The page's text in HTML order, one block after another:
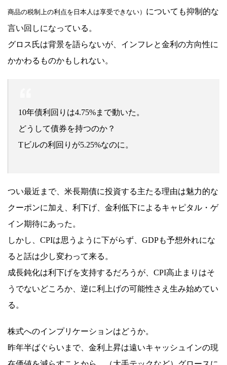
商品の税制上の利点を日本人は享受できない） についても抑制的な
言い回しになっている。
グロス氏は背景を語らないが、インフレと金利の方向性に
かかわるものかもしれない。
10年債利回りは4.75%まで動いた。
どうして債券を持つのか？
Tビルの利回りが5.25%なのに。
つい最近まで、米長期債に投資する主たる理由は魅力的な
クーポンに加え、利下げ、金利低下によるキャピタル・ゲ
イン期待にあった。
しかし、CPIは思うように下がらず、GDPも予想外れにな
ると話は少し変わって来る。
成長鈍化は利下げを支持するだろうが、CPI高止まりはそ
うでないどころか、逆に利上げの可能性さえ生み始めてい
る。
株式へのインプリケーションはどうか。
昨年半ばぐらいまで、金利上昇は遠いキャッシュインの現